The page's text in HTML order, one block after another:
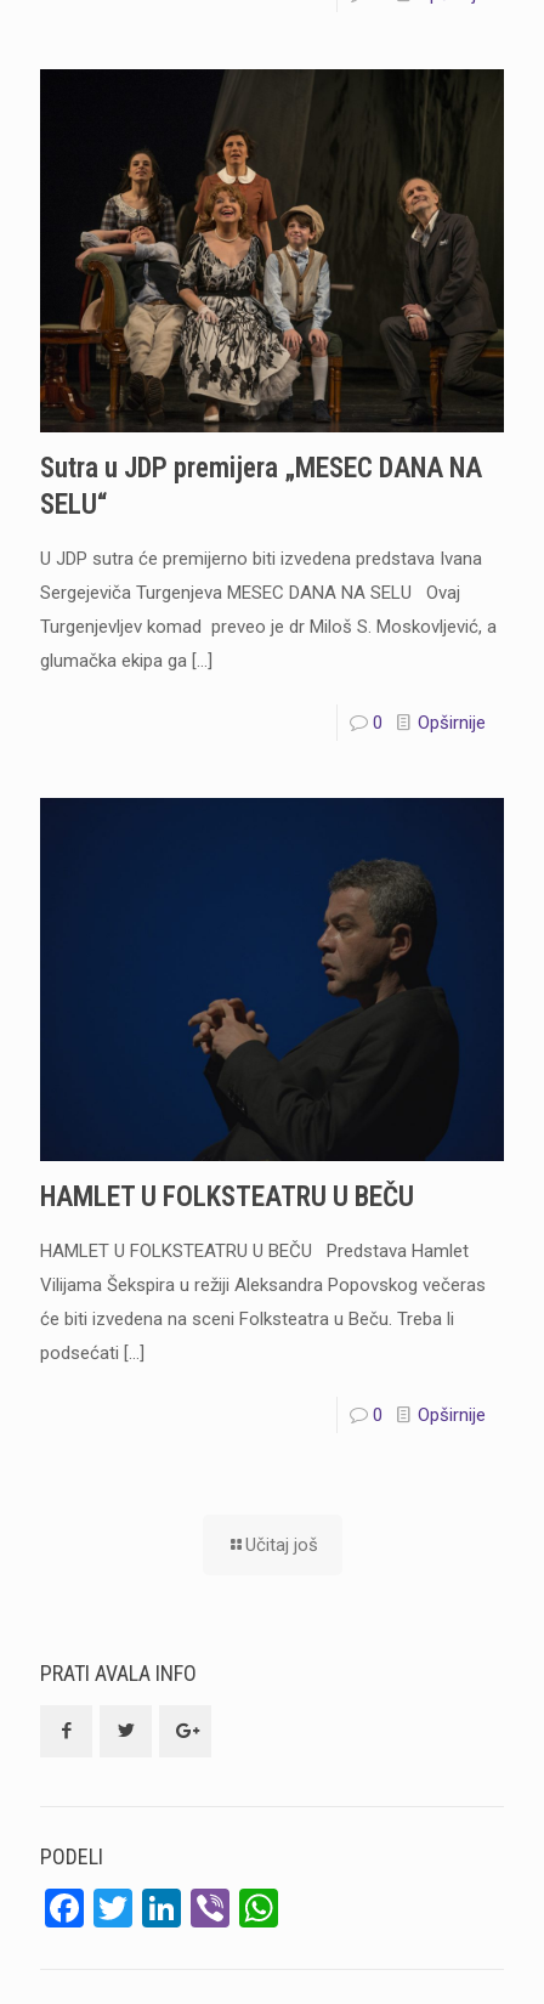
Sutra u JDP premijera „MESEC DANA NA
SELU“
U JDP sutra će premijerno biti izvedena predstava Ivana
Sergejeviča Turgenjeva MESEC DANA NA SELU Ovaj
Turgenjevljev komad preveo je dr Miloš S. Moskovljević, a
glumačka ekipa ga […]
0 Opširnije
HAMLET U FOLKSTEATRU U BEČU
HAMLET U FOLKSTEATRU U BEČU Predstava Hamlet
Vilijama Šekspira u režiji Aleksandra Popovskog večeras
će biti izvedena na sceni Folksteatra u Beču. Treba li
podsećati […]
0 Opširnije
Učitaj još
PRATI AVALA INFO
PODELI
Facebook
Twitter
LinkedIn
Viber